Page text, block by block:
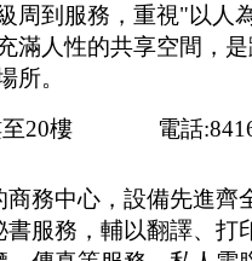
周到服務，重視"以人
滿人性的共享空間，
所。
至20樓 電話
商務中心，設備先進齊
書服務，輔以翻譯、打